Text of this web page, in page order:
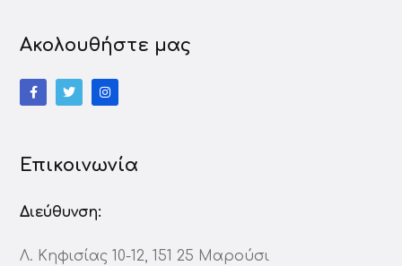
Ακολουθήστε μας
Επικοινωνία
Διεύθυνση:
Λ. Κηφισίας 10-12, 151 25 Μαρούσι